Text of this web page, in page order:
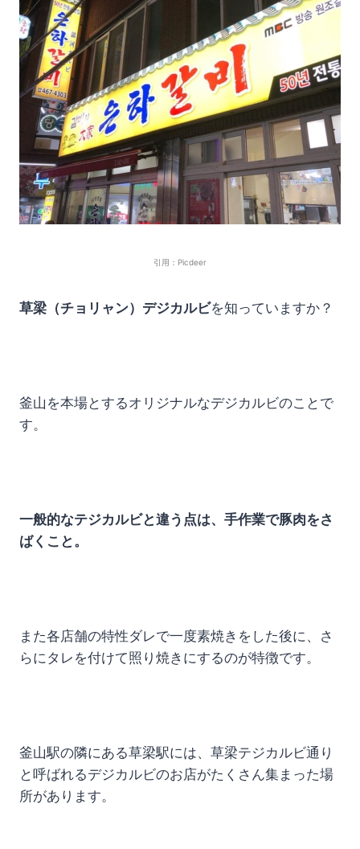
引用：Picdeer
草梁（チョリャン）デジカルビを知っていますか？
釜山を本場とするオリジナルなデジカルビのことで
す。
一般的なテジカルビと違う点は、手作業で豚肉をさ
ばくこと。
また各店舗の特性ダレで一度素焼きをした後に、さ
らにタレを付けて照り焼きにするのが特徴です。
釜山駅の隣にある草梁駅には、草梁テジカルビ通り
と呼ばれるデジカルビのお店がたくさん集まった場
所があります。